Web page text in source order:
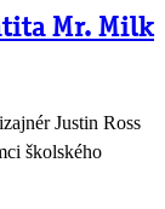
Mr. Milk
Justin Ross
školského